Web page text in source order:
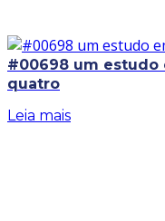
#00698 um estudo
quatro
Leia mais